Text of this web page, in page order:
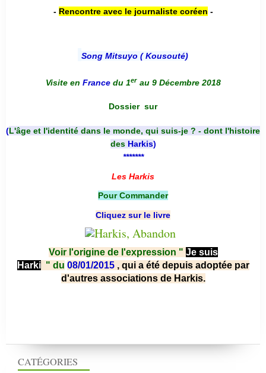
CATÉGORIES
- Rencontre avec le journaliste coréen -
Song Mitsuyo ( Kousouté)
Visite en France du 1er au 9 Décembre 2018
Dossier sur
(L'âge et l'identité dans le monde, qui suis-je ? - dont l'histoire
des Harkis)
*******
Les Harkis
Pour Commander
Cliquez sur le livre
Voir l'origine de l'expression " Je suis
Harki " du 08/01/2015 , qui a été depuis adoptée par
d'autres associations de Harkis.